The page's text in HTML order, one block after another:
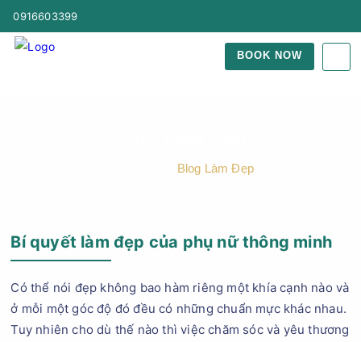
0916603399
BOOK NOW
Blog Làm Đẹp
Bí quyết làm đẹp của phụ nữ thông minh
Có thể nói đẹp không bao hàm riêng một khía cạnh nào và
ở mỗi một góc độ đó đều có những chuẩn mực khác nhau.
Tuy nhiên cho dù thế nào thì việc chăm sóc và yêu thương